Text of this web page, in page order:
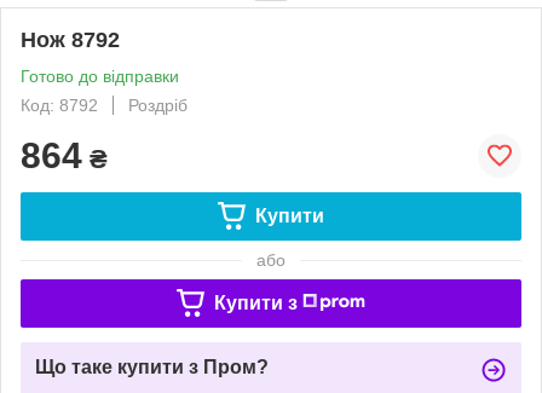
Нож 8792
Готово до відправки
Код: 8792
Роздріб
864 ₴
Купити
або
Купити з
Що таке купити з Пром?